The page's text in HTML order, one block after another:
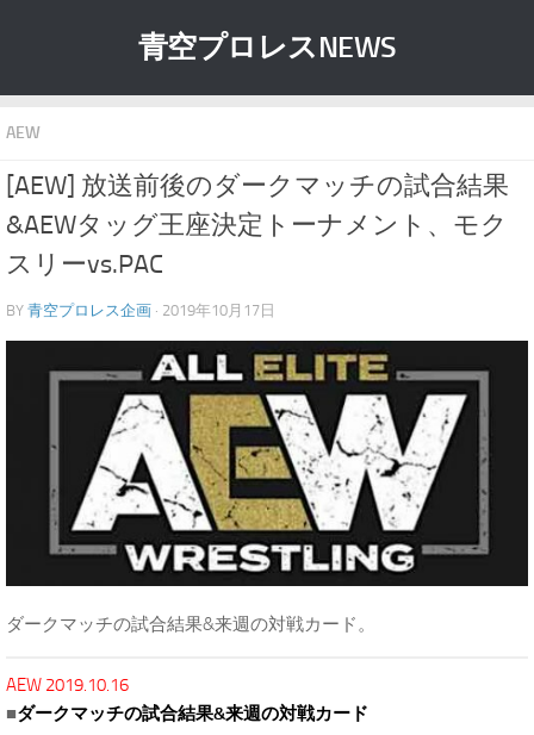
青空プロレスNEWS
AEW
[AEW] 放送前後のダークマッチの試合結果
&AEWタッグ王座決定トーナメント、モク
スリーvs.PAC
BY 青空プロレス企画 · 2019年10月17日
ダークマッチの試合結果&来週の対戦カード。
AEW 2019.10.16
■ダークマッチの試合結果&来週の対戦カード